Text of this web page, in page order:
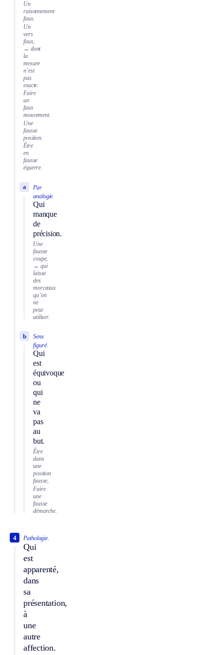
Un
raisonnement
faux.
Un
vers
faux,
→ dont
la
mesure
n’est
pas
exacte.
Faire
un
faux
mouvement.
Une
fausse
position.
Être
en
fausse
équerre.
Par
analogie.
Qui
manque
de
précision.
a
Une
fausse
coupe,
→ qui
laisse
des
morceaux
qu’on
ne
peut
utiliser.
Sens
figuré.
Qui
est
équivoque
ou
qui
ne
va
pas
au
but.
b
Être
dans
une
position
fausse,
Faire
une
fausse
démarche.
Pathologie.
Qui
est
apparenté,
dans
sa
présentation,
à
une
autre
affection.
4